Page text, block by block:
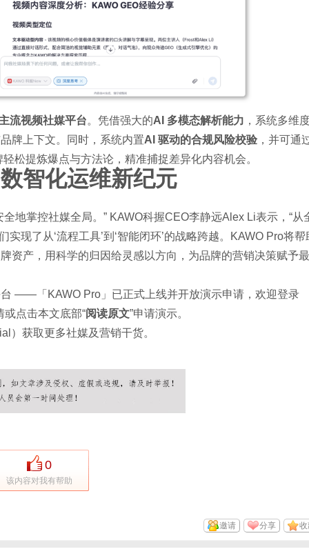
流视频社媒平台。凭借强大的AI 多模态解析能力 ，系统多维
牌上下文。同时，系统内置AI 驱动的合规风险校验 ，并可通
松提炼爆点与方法论，精准捕捉差异化内容机会。
智化运维新纪元
地掌控社媒全局。” KAWO科握CEO李静远Alex Li表示，“从
现了从‘流程工具’到‘智能闭环’的战略跨越。KAWO Pro将帮
资产，用科学的归因给灵感以方向，为品牌的营销决策赋予最
——「KAWO Pro」已正式上线并开放演示申请，欢迎登录
或点击本文底部“阅读原文”申请演示。
）获取更多社媒及营销干货。
0
该内容对我有帮助
分享
邀请